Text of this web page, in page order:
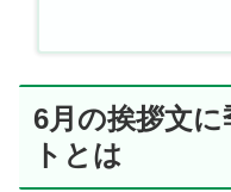
6月の挨拶文
トとは